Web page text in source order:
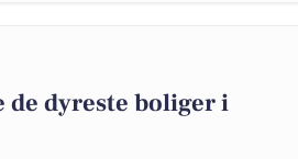
de dyreste boliger i